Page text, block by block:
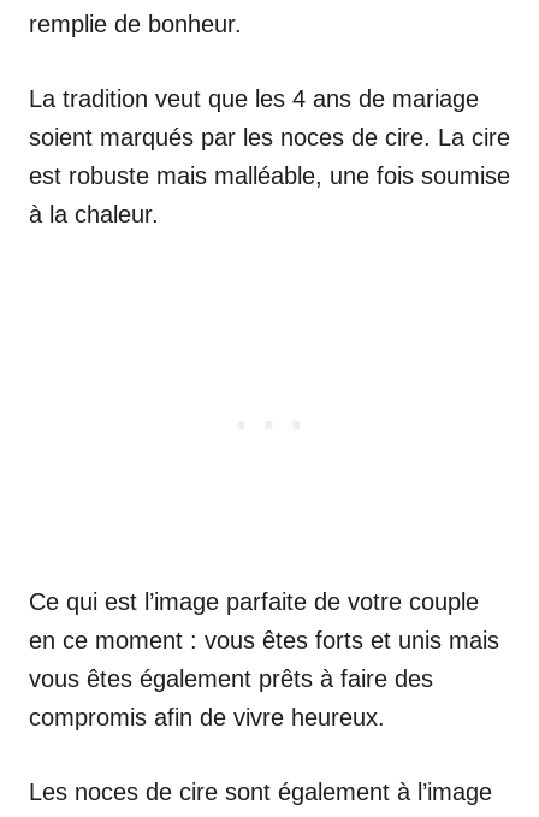
remplie de bonheur.
La tradition veut que les 4 ans de mariage
soient marqués par les noces de cire. La cire
est robuste mais malléable, une fois soumise
à la chaleur.
Ce qui est l’image parfaite de votre couple
en ce moment : vous êtes forts et unis mais
vous êtes également prêts à faire des
compromis afin de vivre heureux.
Les noces de cire sont également à l’image